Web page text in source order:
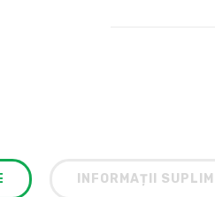
INFORMAȚII